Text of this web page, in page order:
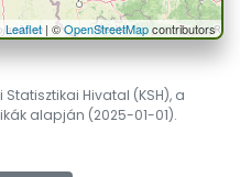
Leaflet| ©OpenStreetMapcontributors
Hivatal (KSH), a
alapján (2025-01-01).